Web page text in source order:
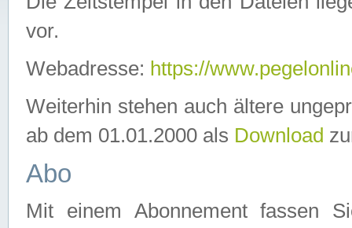
vor.
Webadresse: https://
Weiterhin stehen auch ältere
ab dem 01.01.2000 als Download
Abo
Mit einem Abonnement fassen